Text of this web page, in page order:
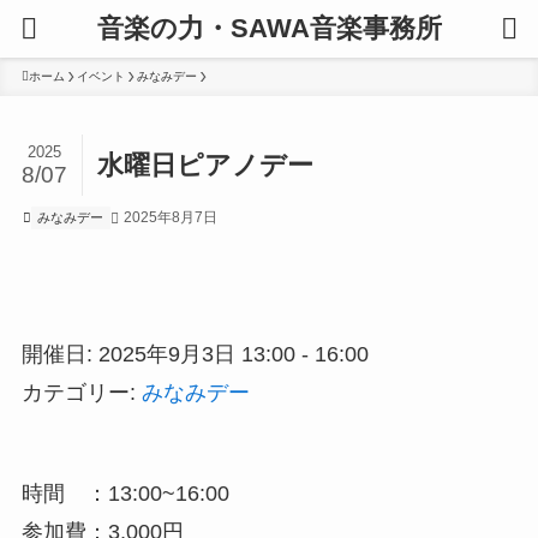
音楽の力・SAWA音楽事務所
ホーム イベント みなみデー
水曜日ピアノデー
2025
8/07
みなみデー 2025年8月7日
開催日: 2025年9月3日 13:00 - 16:00
カテゴリー: みなみデー
時間 ：13:00~16:00
参加費：3,000円